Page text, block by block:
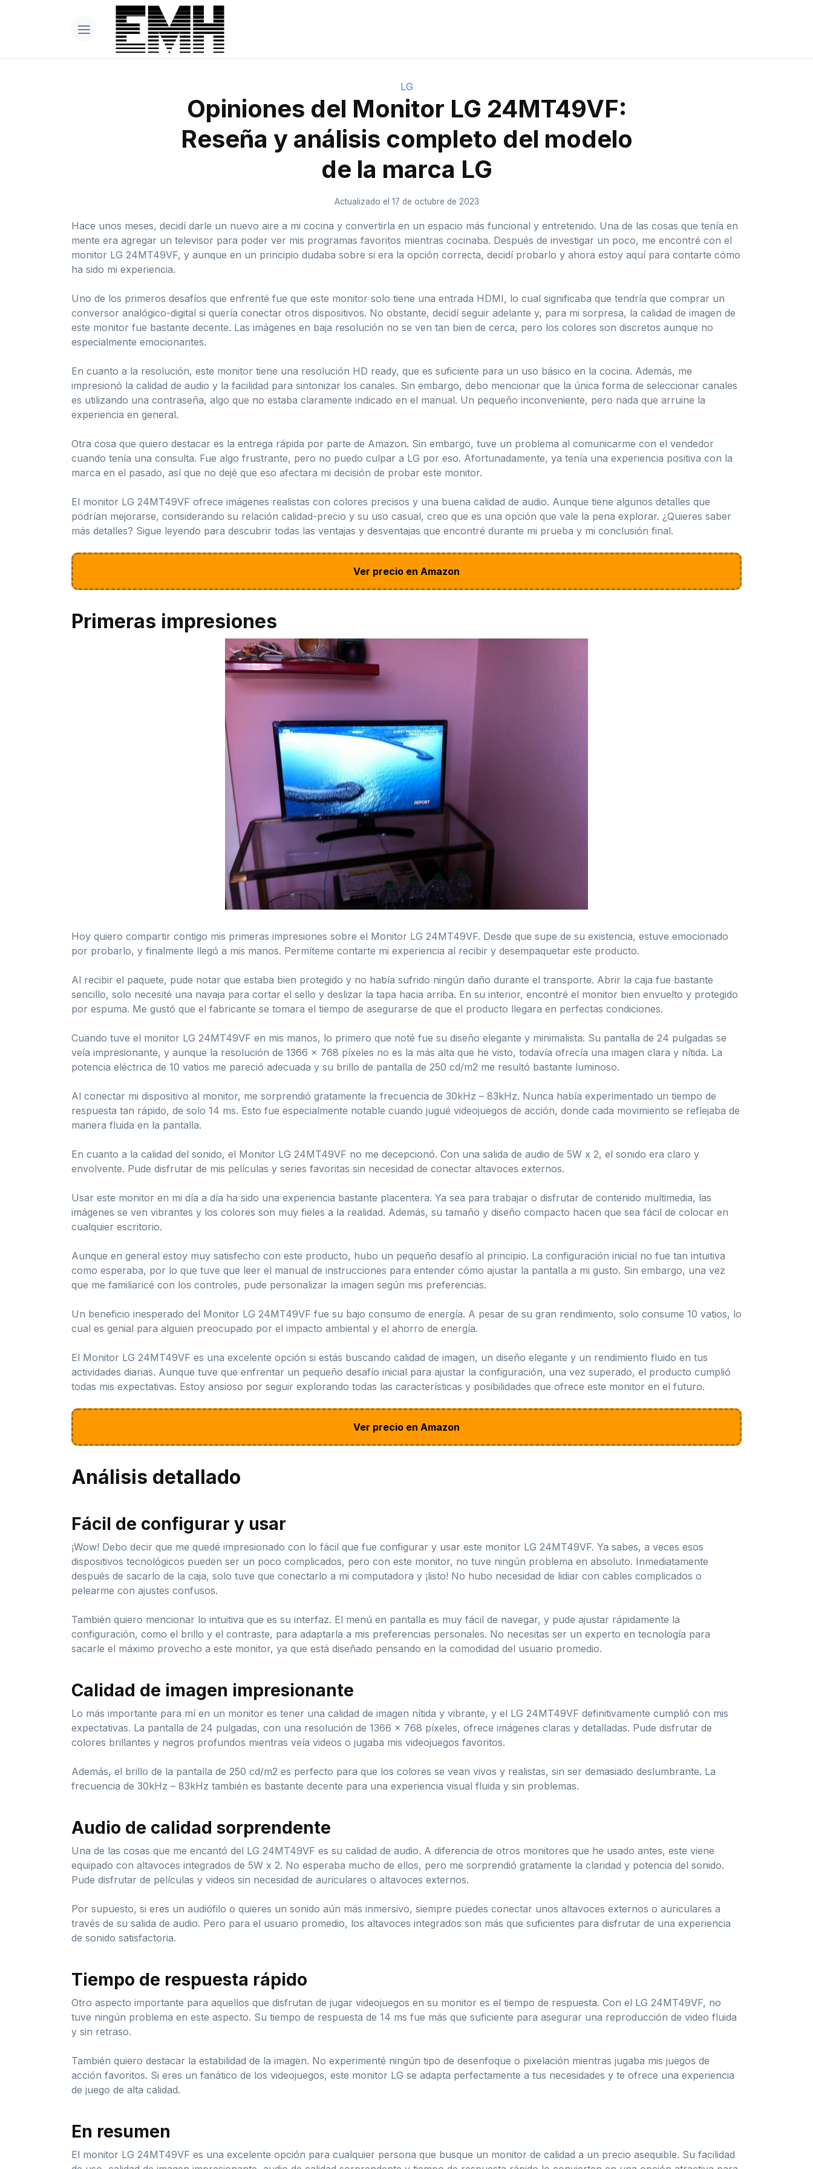
LG
Opiniones del Monitor LG 24MT49VF:
Reseña y análisis completo del modelo
de la marca LG
Actualizado el 17 de octubre de 2023
Hace unos meses, decidí darle un nuevo aire a mi cocina y convertirla en un espacio más funcional y entretenido. Una de las cosas que tenía en
mente era agregar un televisor para poder ver mis programas favoritos mientras cocinaba. Después de investigar un poco, me encontré con el
monitor LG 24MT49VF, y aunque en un principio dudaba sobre si era la opción correcta, decidí probarlo y ahora estoy aquí para contarte cómo
ha sido mi experiencia.
Uno de los primeros desafíos que enfrenté fue que este monitor solo tiene una entrada HDMI, lo cual significaba que tendría que comprar un
conversor analógico-digital si quería conectar otros dispositivos. No obstante, decidí seguir adelante y, para mi sorpresa, la calidad de imagen de
este monitor fue bastante decente. Las imágenes en baja resolución no se ven tan bien de cerca, pero los colores son discretos aunque no
especialmente emocionantes.
En cuanto a la resolución, este monitor tiene una resolución HD ready, que es suficiente para un uso básico en la cocina. Además, me
impresionó la calidad de audio y la facilidad para sintonizar los canales. Sin embargo, debo mencionar que la única forma de seleccionar canales
es utilizando una contraseña, algo que no estaba claramente indicado en el manual. Un pequeño inconveniente, pero nada que arruine la
experiencia en general.
Otra cosa que quiero destacar es la entrega rápida por parte de Amazon. Sin embargo, tuve un problema al comunicarme con el vendedor
cuando tenía una consulta. Fue algo frustrante, pero no puedo culpar a LG por eso. Afortunadamente, ya tenía una experiencia positiva con la
marca en el pasado, así que no dejé que eso afectara mi decisión de probar este monitor.
El monitor LG 24MT49VF ofrece imágenes realistas con colores precisos y una buena calidad de audio. Aunque tiene algunos detalles que
podrían mejorarse, considerando su relación calidad-precio y su uso casual, creo que es una opción que vale la pena explorar. ¿Quieres saber
más detalles? Sigue leyendo para descubrir todas las ventajas y desventajas que encontré durante mi prueba y mi conclusión final.
Ver precio en Amazon
Primeras impresiones
Hoy quiero compartir contigo mis primeras impresiones sobre el Monitor LG 24MT49VF. Desde que supe de su existencia, estuve emocionado
por probarlo, y finalmente llegó a mis manos. Permíteme contarte mi experiencia al recibir y desempaquetar este producto.
Al recibir el paquete, pude notar que estaba bien protegido y no había sufrido ningún daño durante el transporte. Abrir la caja fue bastante
sencillo, solo necesité una navaja para cortar el sello y deslizar la tapa hacia arriba. En su interior, encontré el monitor bien envuelto y protegido
por espuma. Me gustó que el fabricante se tomara el tiempo de asegurarse de que el producto llegara en perfectas condiciones.
Cuando tuve el monitor LG 24MT49VF en mis manos, lo primero que noté fue su diseño elegante y minimalista. Su pantalla de 24 pulgadas se
veía impresionante, y aunque la resolución de 1366 x 768 píxeles no es la más alta que he visto, todavía ofrecía una imagen clara y nítida. La
potencia eléctrica de 10 vatios me pareció adecuada y su brillo de pantalla de 250 cd/m2 me resultó bastante luminoso.
Al conectar mi dispositivo al monitor, me sorprendió gratamente la frecuencia de 30kHz – 83kHz. Nunca había experimentado un tiempo de
respuesta tan rápido, de solo 14 ms. Esto fue especialmente notable cuando jugué videojuegos de acción, donde cada movimiento se reflejaba de
manera fluida en la pantalla.
En cuanto a la calidad del sonido, el Monitor LG 24MT49VF no me decepcionó. Con una salida de audio de 5W x 2, el sonido era claro y
envolvente. Pude disfrutar de mis películas y series favoritas sin necesidad de conectar altavoces externos.
Usar este monitor en mi día a día ha sido una experiencia bastante placentera. Ya sea para trabajar o disfrutar de contenido multimedia, las
imágenes se ven vibrantes y los colores son muy fieles a la realidad. Además, su tamaño y diseño compacto hacen que sea fácil de colocar en
cualquier escritorio.
Aunque en general estoy muy satisfecho con este producto, hubo un pequeño desafío al principio. La configuración inicial no fue tan intuitiva
como esperaba, por lo que tuve que leer el manual de instrucciones para entender cómo ajustar la pantalla a mi gusto. Sin embargo, una vez
que me familiaricé con los controles, pude personalizar la imagen según mis preferencias.
Un beneficio inesperado del Monitor LG 24MT49VF fue su bajo consumo de energía. A pesar de su gran rendimiento, solo consume 10 vatios, lo
cual es genial para alguien preocupado por el impacto ambiental y el ahorro de energía.
El Monitor LG 24MT49VF es una excelente opción si estás buscando calidad de imagen, un diseño elegante y un rendimiento fluido en tus
actividades diarias. Aunque tuve que enfrentar un pequeño desafío inicial para ajustar la configuración, una vez superado, el producto cumplió
todas mis expectativas. Estoy ansioso por seguir explorando todas las características y posibilidades que ofrece este monitor en el futuro.
Ver precio en Amazon
Análisis detallado
Fácil de configurar y usar
¡Wow! Debo decir que me quedé impresionado con lo fácil que fue configurar y usar este monitor LG 24MT49VF. Ya sabes, a veces esos
dispositivos tecnológicos pueden ser un poco complicados, pero con este monitor, no tuve ningún problema en absoluto. Inmediatamente
después de sacarlo de la caja, solo tuve que conectarlo a mi computadora y ¡listo! No hubo necesidad de lidiar con cables complicados o
pelearme con ajustes confusos.
También quiero mencionar lo intuitiva que es su interfaz. El menú en pantalla es muy fácil de navegar, y pude ajustar rápidamente la
configuración, como el brillo y el contraste, para adaptarla a mis preferencias personales. No necesitas ser un experto en tecnología para
sacarle el máximo provecho a este monitor, ya que está diseñado pensando en la comodidad del usuario promedio.
Calidad de imagen impresionante
Lo más importante para mí en un monitor es tener una calidad de imagen nítida y vibrante, y el LG 24MT49VF definitivamente cumplió con mis
expectativas. La pantalla de 24 pulgadas, con una resolución de 1366 x 768 píxeles, ofrece imágenes claras y detalladas. Pude disfrutar de
colores brillantes y negros profundos mientras veía videos o jugaba mis videojuegos favoritos.
Además, el brillo de la pantalla de 250 cd/m2 es perfecto para que los colores se vean vivos y realistas, sin ser demasiado deslumbrante. La
frecuencia de 30kHz – 83kHz también es bastante decente para una experiencia visual fluida y sin problemas.
Audio de calidad sorprendente
Una de las cosas que me encantó del LG 24MT49VF es su calidad de audio. A diferencia de otros monitores que he usado antes, este viene
equipado con altavoces integrados de 5W x 2. No esperaba mucho de ellos, pero me sorprendió gratamente la claridad y potencia del sonido.
Pude disfrutar de películas y videos sin necesidad de auriculares o altavoces externos.
Por supuesto, si eres un audiófilo o quieres un sonido aún más inmersivo, siempre puedes conectar unos altavoces externos o auriculares a
través de su salida de audio. Pero para el usuario promedio, los altavoces integrados son más que suficientes para disfrutar de una experiencia
de sonido satisfactoria.
Tiempo de respuesta rápido
Otro aspecto importante para aquellos que disfrutan de jugar videojuegos en su monitor es el tiempo de respuesta. Con el LG 24MT49VF, no
tuve ningún problema en este aspecto. Su tiempo de respuesta de 14 ms fue más que suficiente para asegurar una reproducción de video fluida
y sin retraso.
También quiero destacar la estabilidad de la imagen. No experimenté ningún tipo de desenfoque o pixelación mientras jugaba mis juegos de
acción favoritos. Si eres un fanático de los videojuegos, este monitor LG se adapta perfectamente a tus necesidades y te ofrece una experiencia
de juego de alta calidad.
En resumen
El monitor LG 24MT49VF es una excelente opción para cualquier persona que busque un monitor de calidad a un precio asequible. Su facilidad